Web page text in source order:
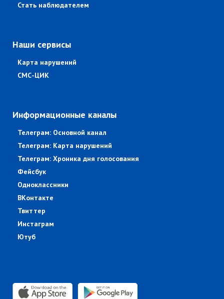
Стать наблюдателем
Наши сервисы
Карта нарушений
СМС-ЦИК
Информационные каналы
Телеграм: Основной канал
Телеграм: Карта нарушений
Телеграм: Хроника дня голосования
Фейсбук
Одноклассники
ВКонтакте
Твиттер
Инстаграм
Ютуб